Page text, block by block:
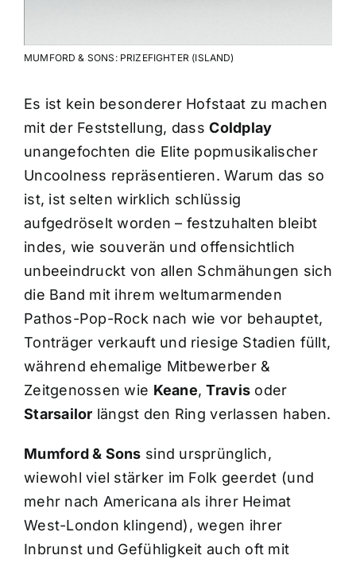
MUMFORD & SONS: PRIZEFIGHTER (ISLAND)
Es ist kein besonderer Hofstaat zu machen
mit der Feststellung, dassColdplay
unangefochten die Elite popmusikalischer
Uncoolness repräsentieren. Warum das so
ist, ist selten wirklich schlüssig
aufgedröselt worden – festzuhalten bleibt
indes, wie souverän und offensichtlich
unbeeindruckt von allen Schmähungen sich
die Band mit ihrem weltumarmenden
Pathos-Pop-Rock nach wie vor behauptet,
Tonträger verkauft und riesige Stadien füllt,
während ehemalige Mitbewerber &
Zeitgenossen wie Keane,Travis oder
Starsailor längst den Ring verlassen haben.
Mumford & Sons sind ursprünglich,
wiewohl viel stärker im Folk geerdet (und
mehr nach Americana als ihrer Heimat
West-London klingend), wegen ihrer
Inbrunst und Gefühligkeit auch oft mit